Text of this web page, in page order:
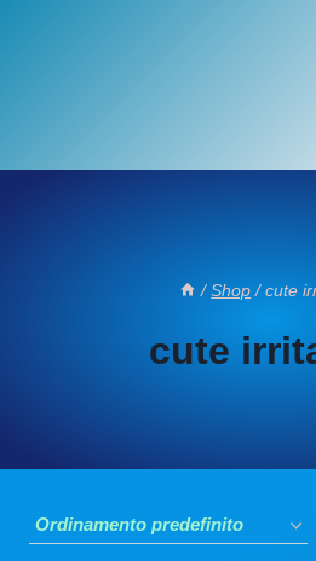
/ Shop / cute
cute